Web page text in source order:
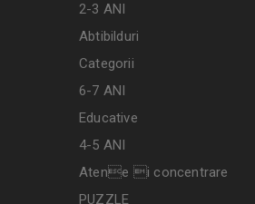
2-3 ANI
Abtibilduri
Categorii
6-7 ANI
Educative
4-5 ANI
Atene i concentrare
PUZZLE